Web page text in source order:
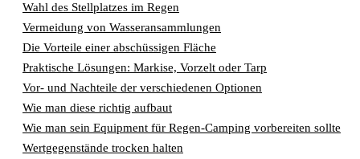
Wahl des Stellplatzes im Regen
Vermeidung von Wasseransammlungen
Die Vorteile einer abschüssigen Fläche
Praktische Lösungen: Markise, Vorzelt oder Tarp
Vor- und Nachteile der verschiedenen Optionen
Wie man diese richtig aufbaut
Wie man sein Equipment für Regen-Camping vorbereiten sollte
Wertgegenstände trocken halten